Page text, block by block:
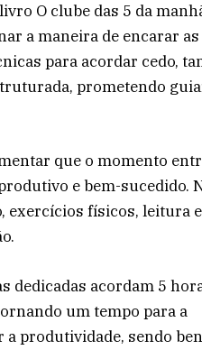
O clube das 5 da
a maneira de encarar
para acordar cedo,
prometendo
que o momento
e bem-sucedido.
exercícios físicos, leitura
dedicadas acordam 5
um tempo para a
a produtividade, sendo